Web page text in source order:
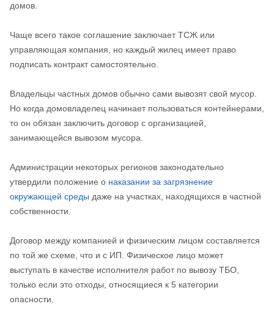
домов.
Чаще всего такое соглашение заключает ТСЖ или
управляющая компания, но каждый жилец имеет право
подписать контракт самостоятельно.
Владельцы частных домов обычно сами вывозят свой мусор.
Но когда домовладелец начинает пользоваться контейнерами,
то он обязан заключить договор с организацией,
занимающейся вывозом мусора.
Администрации некоторых регионов законодательно
утвердили положение о наказании за загрязнение
окружающей среды даже на участках, находящихся в частной
собственности.
Договор между компанией и физическим лицом составляется
по той же схеме, что и с ИП. Физическое лицо может
выступать в качестве исполнителя работ по вывозу ТБО,
только если это отходы, относящиеся к 5 категории
опасности.